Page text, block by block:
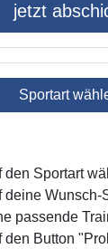
jetzt
Sportart
den Sportart
deine Wunsch-
passende
den Button